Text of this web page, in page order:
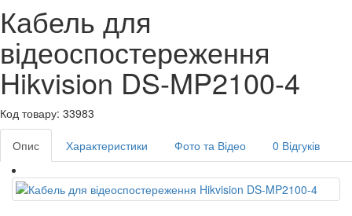
Кабель для
відеоспостереження
Hikvision DS-MP2100-4
Код товару: 33983
Опис Характеристики Фото та Відео 0 Відгуків